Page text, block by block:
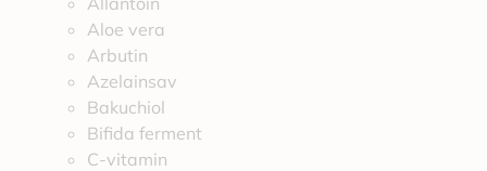
Aloe vera
Arbutin
Azelainsav
Bakuchiol
Bifida ferment
C-vitamin